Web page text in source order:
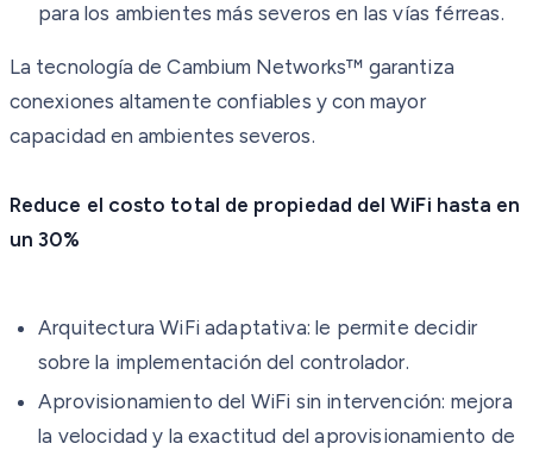
para los ambientes más severos en las vías férreas.
La tecnología de Cambium Networks™ garantiza
conexiones altamente confiables y con mayor
capacidad en ambientes severos.
Reduce el costo total de propiedad del WiFi hasta en
un 30%
Arquitectura WiFi adaptativa: le permite decidir
sobre la implementación del controlador.
Aprovisionamiento del WiFi sin intervención: mejora
la velocidad y la exactitud del aprovisionamiento de